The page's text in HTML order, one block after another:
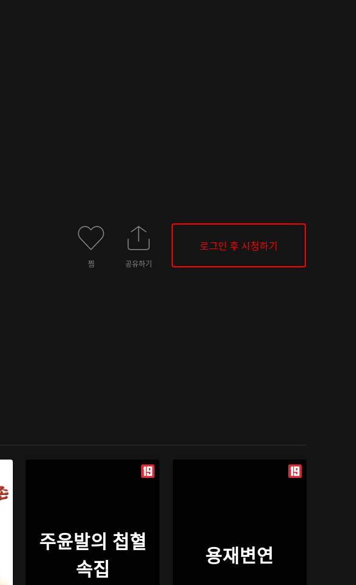
찜 공유하기
로그인 후 시청하기
주윤발의 첩혈
속집
용재변연